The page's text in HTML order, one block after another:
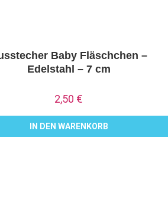
Baby Fläschchen –
Edelstahl – 7 cm
2,50 €
IN DEN WARENKORB